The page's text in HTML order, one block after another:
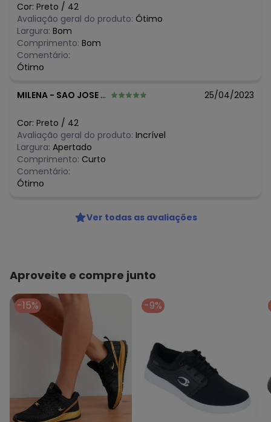
Cor: Preto / 42
Avaliação geral do produto: Ótimo
Largura: Bom
Comprimento: Bom
Comentário:
Ótimo
MILENA - SAO JOSE DO RIO PRETO - SP 25/04/2023
Cor: Preto / 42
Avaliação geral do produto: Incrível
Largura: Apertado
Comprimento: Curto
Comentário:
Ótimo
Ver todas as avaliações
Aproveite e compre junto
-15% -9%